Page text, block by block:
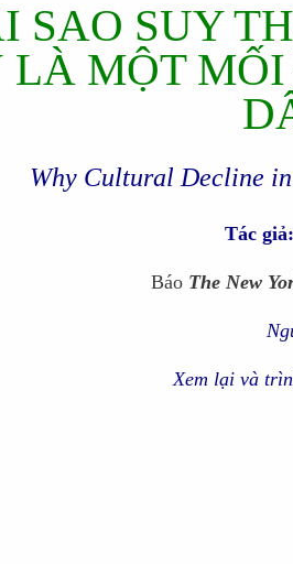
SAO SUY
LÀ MỘT
Why Cultural Decline
Tác
Báo The New
Xem lại và